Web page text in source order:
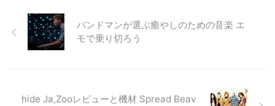
バンドマンが選ぶ癒やしのための音楽 エ
モで乗り切ろう
hide Ja,Zooレビューと機材 Spread Beav